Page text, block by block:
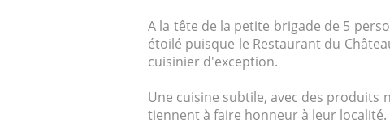
A la tête de la petite brigade de 5
étoilé puisque le Restaurant du
cuisinier d'exception.
Une cuisine subtile, avec des produits
tiennent à faire honneur à leur localité.